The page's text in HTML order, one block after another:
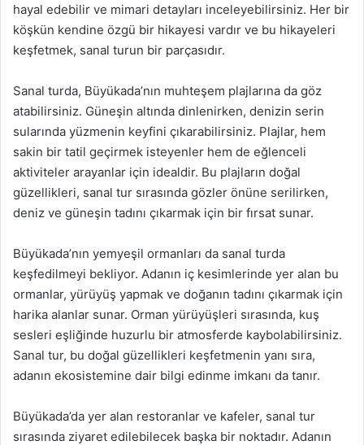
hayal edebilir ve mimari detayları inceleyebilirsiniz. Her bir
köşkün kendine özgü bir hikayesi vardır ve bu hikayeleri
keşfetmek, sanal turun bir parçasıdır.
Sanal turda, Büyükada’nın muhteşem plajlarına da göz
atabilirsiniz. Güneşin altında dinlenirken, denizin serin
sularında yüzmenin keyfini çıkarabilirsiniz. Plajlar, hem
sakin bir tatil geçirmek isteyenler hem de eğlenceli
aktiviteler arayanlar için idealdir. Bu plajların doğal
güzellikleri, sanal tur sırasında gözler önüne serilirken,
deniz ve güneşin tadını çıkarmak için bir fırsat sunar.
Büyükada’nın yemyeşil ormanları da sanal turda
keşfedilmeyi bekliyor. Adanın iç kesimlerinde yer alan bu
ormanlar, yürüyüş yapmak ve doğanın tadını çıkarmak için
harika alanlar sunar. Orman yürüyüşleri sırasında, kuş
sesleri eşliğinde huzurlu bir atmosferde kaybolabilirsiniz.
Sanal tur, bu doğal güzellikleri keşfetmenin yanı sıra,
adanın ekosistemine dair bilgi edinme imkanı da tanır.
Büyükada’da yer alan restoranlar ve kafeler, sanal tur
sırasında ziyaret edilebilecek başka bir noktadır. Adanın